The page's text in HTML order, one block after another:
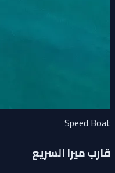
Speed Boat
قارب ميرا السريع